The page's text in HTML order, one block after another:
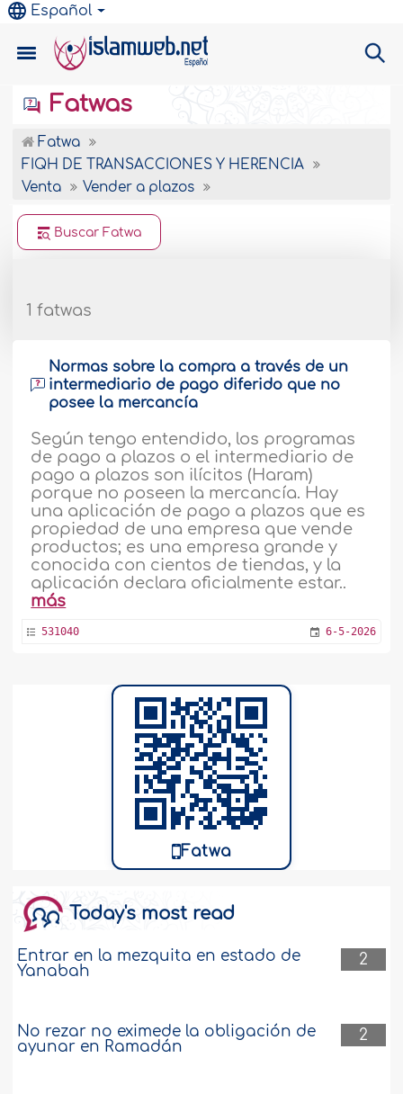
Español
Fatwas
Fatwa
FIQH DE TRANSACCIONES Y HERENCIA
Venta
Vender a plazos
Buscar Fatwa
1 fatwas
Normas sobre la compra a través de un
intermediario de pago diferido que no
posee la mercancía
Según tengo entendido, los programas
de pago a plazos o el intermediario de
pago a plazos son ilícitos (Haram)
porque no poseen la mercancía. Hay
una aplicación de pago a plazos que es
propiedad de una empresa que vende
productos; es una empresa grande y
conocida con cientos de tiendas, y la
aplicación declara oficialmente estar..
más
531040 6-5-2026
Fatwa
Today's most read
2
Entrar en la mezquita en estado de
Yanabah
2
No rezar no eximede la obligación de
ayunar en Ramadán